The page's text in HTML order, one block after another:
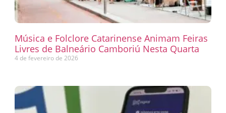
Música e Folclore Catarinense Animam Feiras
Livres de Balneário Camboriú Nesta Quarta
4 de fevereiro de 2026